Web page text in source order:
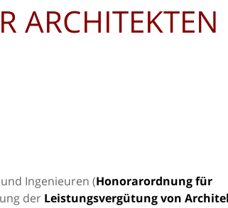
Ingenieuren (Honorarordnung für
der Leistungsvergütung von